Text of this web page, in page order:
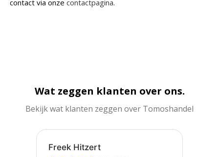
contact via onze contactpagina.
Wat zeggen klanten over ons.
Bekijk wat klanten zeggen over Tomoshandel